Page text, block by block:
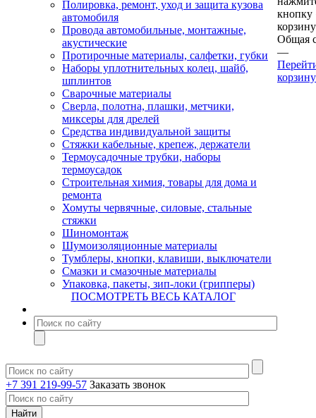
Полировка, ремонт, уход и защита кузова
автомобиля
Провода автомобильные, монтажные,
акустические
Протирочные материалы, салфетки, губки
Наборы уплотнительных колец, шайб,
шплинтов
Сварочные материалы
Сверла, полотна, плашки, метчики,
миксеры для дрелей
Средства индивидуальной защиты
Стяжки кабельные, крепеж, держатели
Термоусадочные трубки, наборы
термоусадок
Строительная химия, товары для дома и
ремонта
Хомуты червячные, силовые, стальные
стяжки
Шиномонтаж
Шумоизоляционные материалы
Тумблеры, кнопки, клавиши, выключатели
Смазки и смазочные материалы
Упаковка, пакеты, зип-локи (грипперы)
ПОСМОТРЕТЬ ВЕСЬ КАТАЛОГ
+7 391 219-99-57 Заказать звонок
кнопку
Общая
—
корзину